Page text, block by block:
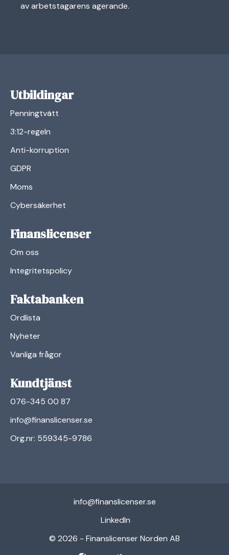
av arbetstagarens agerande.
Utbildingar
Penningtvätt
3:12-regeln
Anti-korruption
GDPR
Moms
Cybersäkerhet
Finanslicenser
Om oss
Integritetspolicy
Faktabanken
Ordlista
Nyheter
Vanliga frågor
Kundtjänst
076-345 00 87
info@finanslicenser.se
Org.nr: 559345-9786
info@finanslicenser.se
linkedin
LinkedIn
© 2026 - Finanslicenser Norden AB